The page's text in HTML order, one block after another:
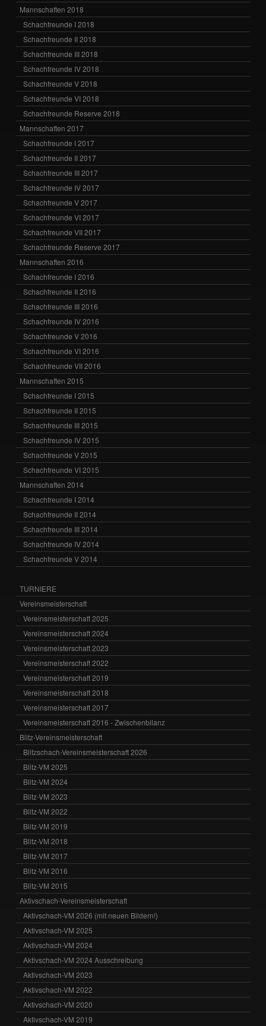
Mannschaften 2018
Schachfreunde I 2018
Schachfreunde II 2018
Schachfreunde III 2018
Schachfreunde IV 2018
Schachfreunde V 2018
Schachfreunde VI 2018
Schachfreunde Reserve 2018
Mannschaften 2017
Schachfreunde I 2017
Schachfreunde II 2017
Schachfreunde III 2017
Schachfreunde IV 2017
Schachfreunde V 2017
Schachfreunde VI 2017
Schachfreunde VII 2017
Schachfreunde Reserve 2017
Mannschaften 2016
Schachfreunde I 2016
Schachfreunde II 2016
Schachfreunde III 2016
Schachfreunde IV 2016
Schachfreunde V 2016
Schachfreunde VI 2016
Schachfreunde VII 2016
Mannschaften 2015
Schachfreunde I 2015
Schachfreunde II 2015
Schachfreunde III 2015
Schachfreunde IV 2015
Schachfreunde V 2015
Schachfreunde VI 2015
Mannschaften 2014
Schachfreunde I 2014
Schachfreunde II 2014
Schachfreunde III 2014
Schachfreunde IV 2014
Schachfreunde V 2014
TURNIERE
Vereinsmeisterschaft
Vereinsmeisterschaft 2025
Vereinsmeisterschaft 2024
Vereinsmeisterschaft 2023
Vereinsmeisterschaft 2022
Vereinsmeisterschaft 2019
Vereinsmeisterschaft 2018
Vereinsmeisterschaft 2017
Vereinsmeisterschaft 2016 - Zwischenbilanz
Blitz-Vereinsmeisterschaft
Blitzschach-Vereinsmeisterschaft 2026
Blitz-VM 2025
Blitz-VM 2024
Blitz-VM 2023
Blitz-VM 2022
Blitz-VM 2019
Blitz-VM 2018
Blitz-VM 2017
Blitz-VM 2016
Blitz-VM 2015
Aktivschach-Vereinsmeisterschaft
Aktivschach-VM 2026 (mit neuen Bildern!)
Aktivschach-VM 2025
Aktivschach-VM 2024
Aktivschach-VM 2024 Ausschreibung
Aktivschach-VM 2023
Aktivschach-VM 2022
Aktivschach-VM 2020
Aktivschach-VM 2019